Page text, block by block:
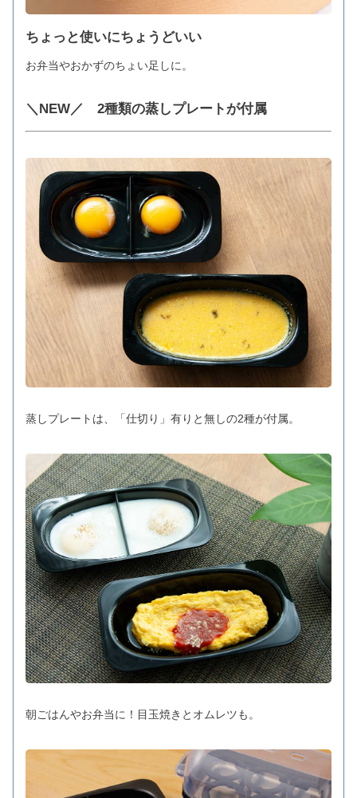
ちょっと使いにちょうどいい
お弁当やおかずのちょい足しに。
＼NEW／ 2種類の蒸しプレートが付属
蒸しプレートは、「仕切り」有りと無しの2種が付属。
朝ごはんやお弁当に！目玉焼きとオムレツも。